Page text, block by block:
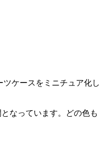
ケースをミニチュア化し
なっています。どの色も